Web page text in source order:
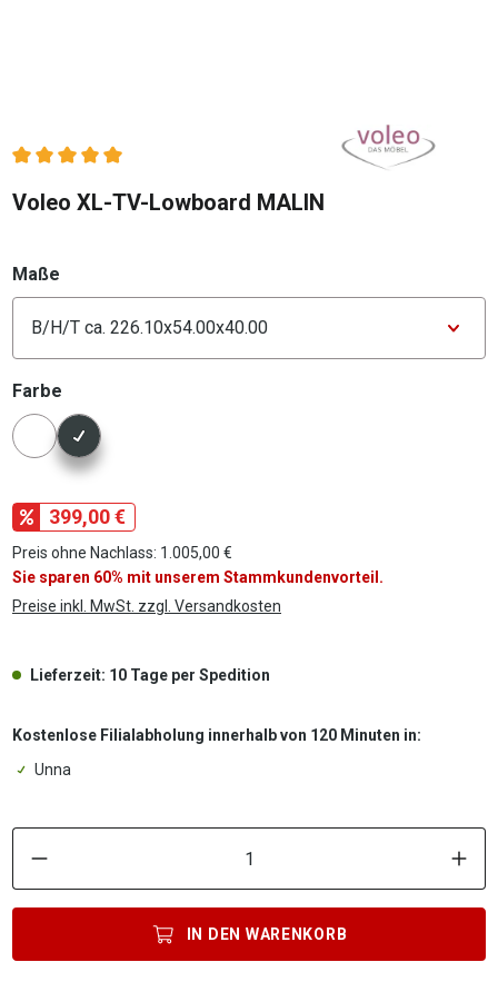
Durchschnittliche Bewertung von 5 von 5 Sternen
Voleo XL-TV-Lowboard MALIN
Maße
Farbe
Konfigurator Farbe
399,00 €
Preis ohne Nachlass: 1.005,00 €
Sie sparen 60% mit unserem Stammkundenvorteil.
Preise inkl. MwSt. zzgl. Versandkosten
Lieferzeit: 10 Tage per Spedition
Kostenlose Filialabholung innerhalb von 120 Minuten in:
Unna
IN DEN WARENKORB